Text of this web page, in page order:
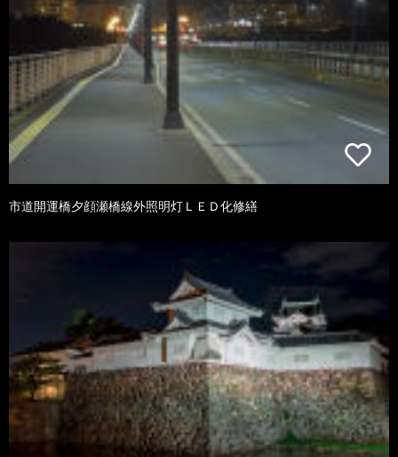
市道開運橋夕顔瀬橋線外照明灯ＬＥＤ化修繕